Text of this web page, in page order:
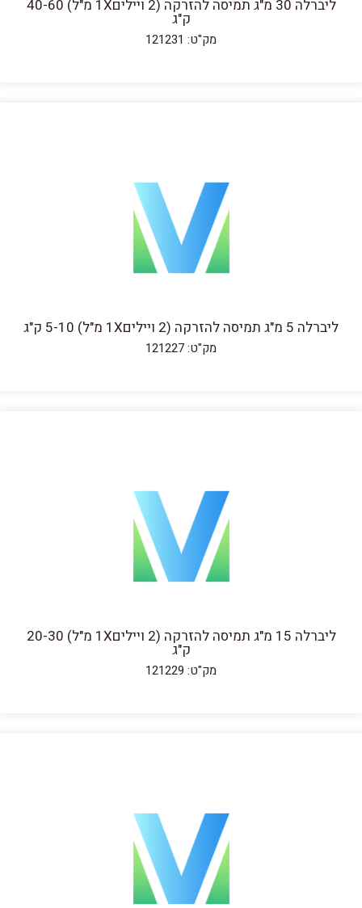
ליברלה 30 מ"ג תמיסה להזרקה (2 ויילים1X מ"ל) 40-60
ק"ג
מק"ט: 121231
ליברלה 5 מ"ג תמיסה להזרקה (2 ויילים1X מ"ל) 5-10 ק"ג
מק"ט: 121227
ליברלה 15 מ"ג תמיסה להזרקה (2 ויילים1X מ"ל) 20-30
ק"ג
מק"ט: 121229